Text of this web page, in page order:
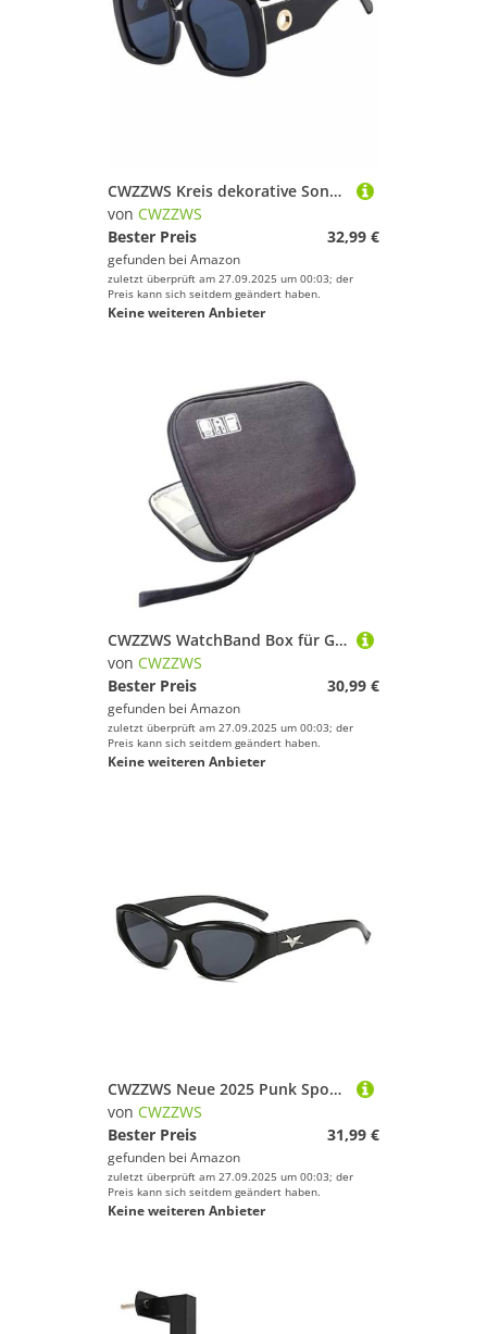
CWZZWS Kreis dekorative Sonnenbrille für Männer Frauen Fahren Sonnenbrillen Männliche Frau
von CWZZWS
Bester Preis
32,99 €
gefunden bei Amazon
zuletzt überprüft am 27.09.2025 um 00:03; der
Preis kann sich seitdem geändert haben.
Keine weiteren Anbieter
CWZZWS WatchBand Box für Gurt -Hülle Daten Kabel Travel Smart Watch Watch -Strap Storage Bag Box Uhren Organizer
von CWZZWS
Bester Preis
30,99 €
gefunden bei Amazon
zuletzt überprüft am 27.09.2025 um 00:03; der
Preis kann sich seitdem geändert haben.
Keine weiteren Anbieter
CWZZWS Neue 2025 Punk Sport Cat's Eye Sonnenbrille Frauen Goggle Vintage Männer Sonnenbrillen UV400
von CWZZWS
Bester Preis
31,99 €
gefunden bei Amazon
zuletzt überprüft am 27.09.2025 um 00:03; der
Preis kann sich seitdem geändert haben.
Keine weiteren Anbieter